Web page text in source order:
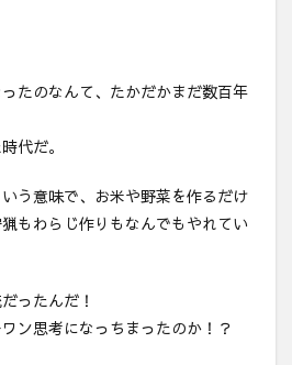
たのなんて、たかだかまだ数百年
代だ。
う意味で、お米や野菜を作るだけ
もわらじ作りもなんでもやれてい
ったんだ！
ン思考になっちまったのか！？